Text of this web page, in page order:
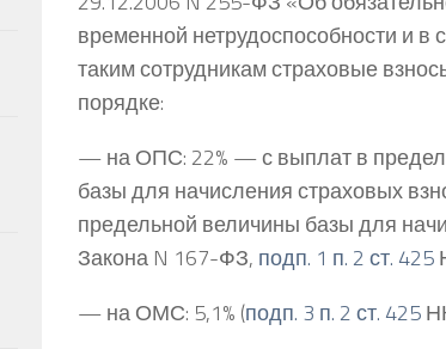
временной нетрудоспособности и
таким сотрудникам страховые
порядке:
— на ОПС: 22% — с выплат в
базы для начисления страховых
предельной величины базы для
Закона N 167-ФЗ, подп. 1 п. 2 ст. 425
— на ОМС: 5,1% (подп. 3 п. 2 ст. 425